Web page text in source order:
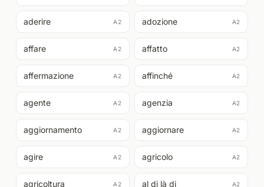
aderire A2 adozione A2
affare A2 affatto A2
affermazione A2 affinché A2
agente A2 agenzia A2
aggiornamento A2 aggiornare A2
agire A2 agricolo A2
agricoltura A2 al di là di A2